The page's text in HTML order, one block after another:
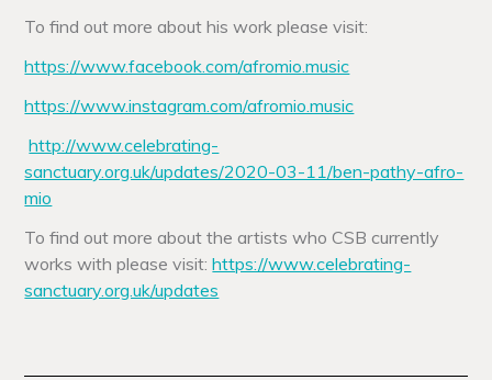
To find out more about his work please visit:
https://www.facebook.com/afromio.music
https://www.instagram.com/afromio.music
http://www.celebrating-
sanctuary.org.uk/updates/2020-03-11/ben-pathy-afro-
mio
To find out more about the artists who CSB currently
works with please visit:https://www.celebrating-
sanctuary.org.uk/updates